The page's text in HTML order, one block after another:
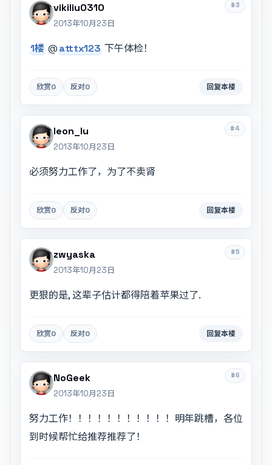
#3
vikiliu0310
2013年10月23日
1楼 @atttx123 下午体检！
欣赏0 反对0 回复本楼
#4
leon_lu
2013年10月23日
必须努力工作了，为了不卖肾
欣赏0 反对0 回复本楼
#5
zwyaska
2013年10月23日
更狠的是, 这辈子估计都得陪着苹果过了.
欣赏0 反对0 回复本楼
#6
NoGeek
2013年10月23日
努力工作！！！！！！！！！！！明年跳槽，各位
到时候帮忙给推荐推荐了！